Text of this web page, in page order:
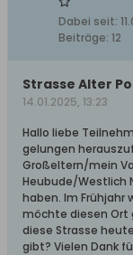
Dabei seit:
Beiträge: 12
Strasse Alter
14.01.2025, 13:23
Hallo liebe
gelungen
Großeltern/mein
Heubude/Westlich
haben. Im Frühjahr
möchte diesen Ort
diese Strasse
gibt? Vielen Dank